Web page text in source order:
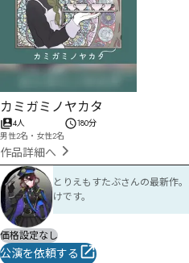
カミガミノヤカタ
4人
男性2名・女性2名
180分
作品詳細へ
とりえもすたぶさんの最新作
けです。
価格設定なし
公演を依頼する